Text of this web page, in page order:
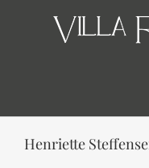
Henriette